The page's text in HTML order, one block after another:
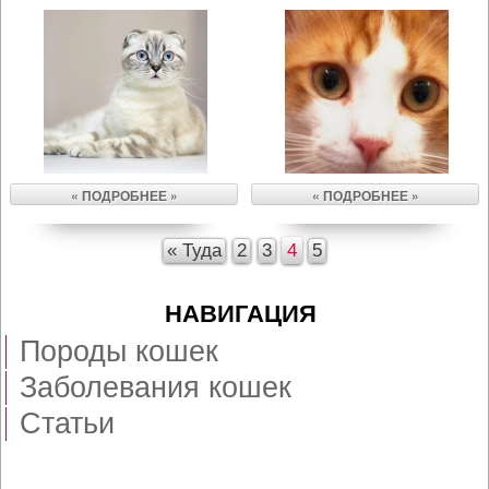
« ПОДРОБНЕЕ » « ПОДРОБНЕЕ »
« Туда 2 3 4 5
НАВИГАЦИЯ
Породы кошек
Заболевания кошек
Статьи